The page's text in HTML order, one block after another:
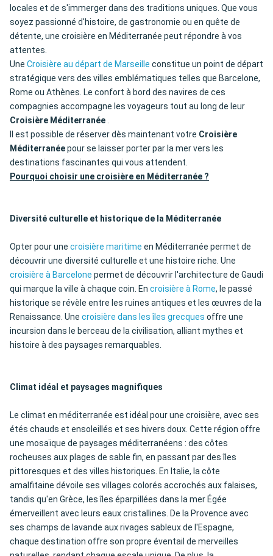
locales et de s'immerger dans des traditions uniques. Que vous
soyez passionné d'histoire, de gastronomie ou en quête de
détente, une croisière en Méditerranée peut répondre à vos
attentes.
Une Croisière au départ de Marseille constitue un point de départ
stratégique vers des villes emblématiques telles que Barcelone,
Rome ou Athènes. Le confort à bord des navires de ces
compagnies accompagne les voyageurs tout au long de leur
Croisière Méditerranée.
Il est possible de réserver dès maintenant votre Croisière
Méditerranéepour se laisser porter par la mer vers les
destinations fascinantes qui vous attendent.
Pourquoi choisir une croisière en Méditerranée ?
Diversité culturelle et historique de la Méditerranée
Opter pour une croisière maritime en Méditerranée permet de
découvrir une diversité culturelle et une histoire riche. Une
croisière à Barcelone permet de découvrir l'architecture de Gaudi
qui marque la ville à chaque coin. En croisière à Rome, le passé
historique se révèle entre les ruines antiques et les œuvres de la
Renaissance. Une croisière dans les îles grecques offre une
incursion dans le berceau de la civilisation, alliant mythes et
histoire à des paysages remarquables.
Climat idéal et paysages magnifiques
Le climat en méditerranée est idéal pour une croisière, avec ses
étés chauds et ensoleillés et ses hivers doux. Cette région offre
une mosaïque de paysages méditerranéens : des côtes
rocheuses aux plages de sable fin, en passant par des îles
pittoresques et des villes historiques. En Italie, la côte
amalfitaine dévoile ses villages colorés accrochés aux falaises,
tandis qu'en Grèce, les îles éparpillées dans la mer Égée
émerveillent avec leurs eaux cristallines. De la Provence avec
ses champs de lavande aux rivages sableux de l'Espagne,
chaque destination offre son propre éventail de merveilles